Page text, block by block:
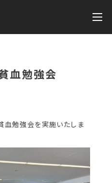
血勉強会
勉強会を実施いたしま